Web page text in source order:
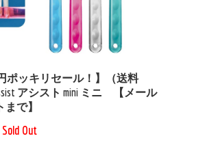
円ポッキリセール！】（送料
アシスト mini ミニ 【メール
で】
Sold Out